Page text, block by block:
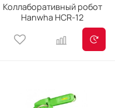
Коллаборативный робот
Hanwha HCR-12